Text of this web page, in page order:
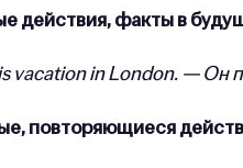
действия, факты в
vacation in London. — Он
повторяющиеся